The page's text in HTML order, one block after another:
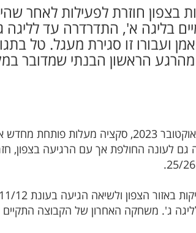
בליגה א', התדרדרה עד
ועבורו זו סגירת מעגל. טל
הראשון הבנתי שמדובר
אחרי שהייתה משובתת מפעילות מה-7
לעונה החולפת אך עם הרגיעה בצפון,
של הקבוצה התקיים ב-4.10.23 (הפסידה 2:0 לצעירי